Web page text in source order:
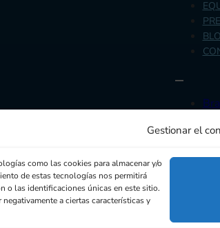
Gestionar el
como las cookies para almacenar y/o
de estas tecnologías nos permitirá
o las identificaciones únicas en este sitio.
a ciertas características y